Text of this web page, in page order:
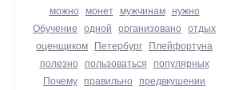
можно монет мужчинам нужно
Обучение одной организовано отдых
оценщиком Петербург Плейфортуна
полезно пользоваться популярных
Почему правильно предвкушении